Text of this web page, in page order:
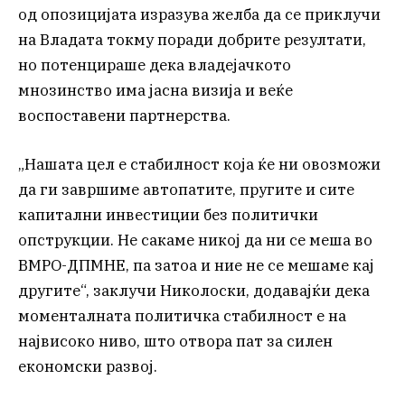
од опозицијата изразува желба да се приклучи
на Владата токму поради добрите резултати,
но потенцираше дека владејачкото
мнозинство има јасна визија и веќе
воспоставени партнерства.
„Нашата цел е стабилност која ќе ни овозможи
да ги завршиме автопатите, пругите и сите
капитални инвестиции без политички
опструкции. Не сакаме никој да ни се меша во
ВМРО-ДПМНЕ, па затоа и ние не се мешаме кај
другите“, заклучи Николоски, додавајќи дека
моменталната политичка стабилност е на
највисоко ниво, што отвора пат за силен
економски развој.